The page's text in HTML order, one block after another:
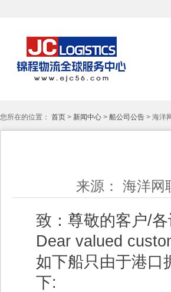
您所在的位置： 首页 > 新闻中心 > 船公司公告 > 海洋
来源： 海洋
致：尊敬的客户/各
Dear valued
如下船只由于港口
下: